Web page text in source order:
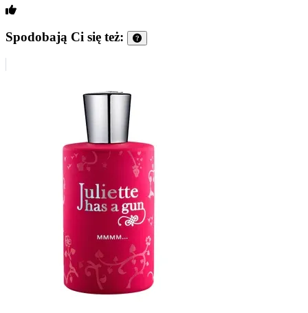
Spodobają Ci się też: